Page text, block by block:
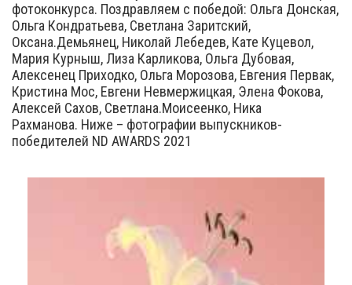
фотоконкурса. Поздравляем с победой: Ольга Донская,
Ольга Кондратьева, Светлана Заритский,
Оксана.Демьянец, Николай Лебедев, Кате Куцевол,
Мария Курныш, Лиза Карликова, Ольга Дубовая,
Алексенец Приходко, Ольга Морозова, Евгения Первак,
Кристина Мос, Евгени Невмержицкая, Элена Фокова,
Алексей Сахов, Светлана.Моисеенко, Ника
Рахманова. Ниже – фотографии выпускников-
победителей ND AWARDS 2021